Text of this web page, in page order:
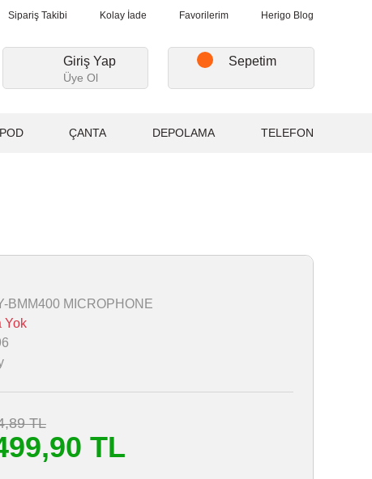
Sipariş Takibi Kolay İade Favorilerim Herigo Blog
Giriş Yap
Üye Ol
Sepetim
ÇANTA DEPOLAMA TELEFON
BMM400 MICROPHONE
Yok
TL
TL
Alışverişlerde, Kargo Ücretsiz...2.000₺ ve Üzeri